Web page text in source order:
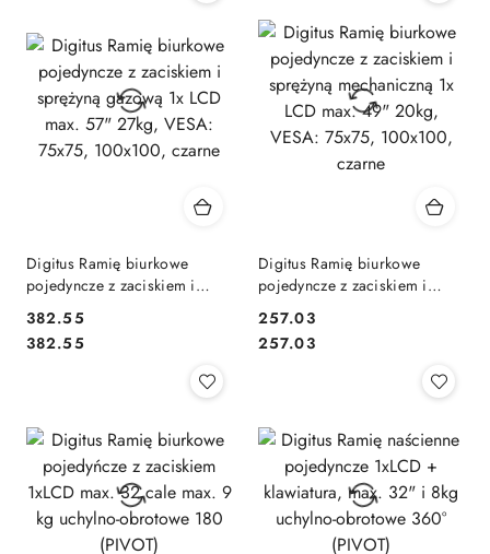
Digitus Ramię biurkowe
pojedyncze z zaciskiem i
57" 27kg, VESA: 75x75,
100x100, czarne
Cena:
382.55
Cena:
382.55
Digitus Ramię biurkowe
pojedyncze z zaciskiem i
max. 49" 20kg, VESA: 75x75,
100x100, czarne
Cena:
257.03
Cena:
257.03